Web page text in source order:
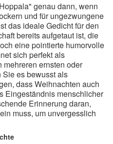
genau dann, wenn
und für ungezwungene
das ideale Gedicht für den
bereits aufgetaut ist, die
eine pointierte humorvolle
sich perfekt als
ernsten oder
es bewusst als
dass Weihnachten auch
Eingeständnis menschlicher
Erinnerung daran,
muss, um unvergesslich